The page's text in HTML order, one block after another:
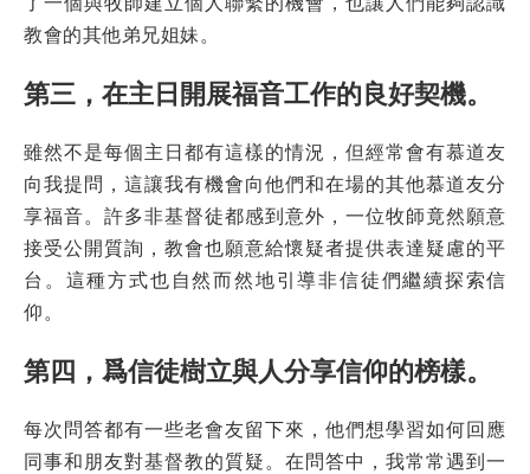
教會的其他弟兄姐妹。
第三，在主日開展福音工作的良好契機。
雖然不是每個主日都有這樣的情況，但經常會有慕道友
向我提問，這讓我有機會向他們和在場的其他慕道友分
享福音。許多非基督徒都感到意外，一位牧師竟然願意
接受公開質詢，教會也願意給懷疑者提供表達疑慮的平
台。這種方式也自然而然地引導非信徒們繼續探索信
仰。
第四，爲信徒樹立與人分享信仰的榜樣。
每次問答都有一些老會友留下來，他們想學習如何回應
同事和朋友對基督教的質疑。在問答中，我常常遇到一